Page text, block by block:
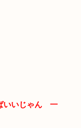
いいじゃん 一